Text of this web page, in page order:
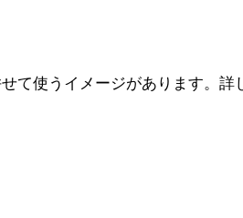
て使うイメージがあります。詳